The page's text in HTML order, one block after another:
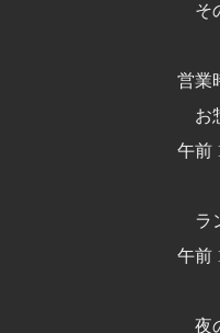
そ
営業
お
午前
ラ
午前
夜